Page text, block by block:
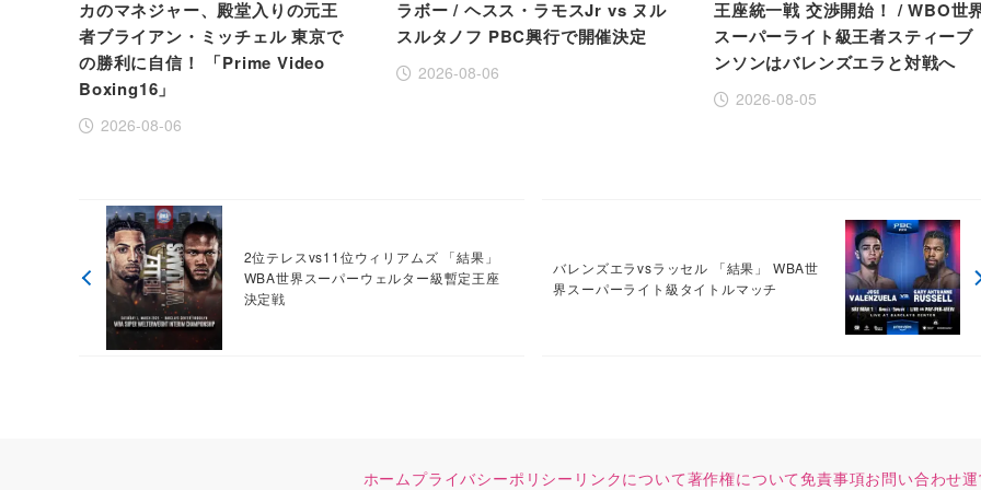
カのマネジャー、殿堂入りの元王
者ブライアン・ミッチェル 東京で
の勝利に自信！ 「Prime Video
Boxing16」
2026-08-06
ラボー / ヘスス・ラモスJr vs ヌル
スルタノフ PBC興行で開催決定
2026-08-06
王座統一戦 交渉開始！ / WBO世
スーパーライト級王者スティーブ
ンソンはバレンズエラと対戦へ
2026-08-05
2位テレスvs11位ウィリアムズ 「結果」
WBA世界スーパーウェルター級暫定王座
決定戦
バレンズエラvsラッセル 「結果」 WBA世
界スーパーライト級タイトルマッチ
ホーム プライバシーポリシー リンクについて著作権について免責事項お問い合わせ